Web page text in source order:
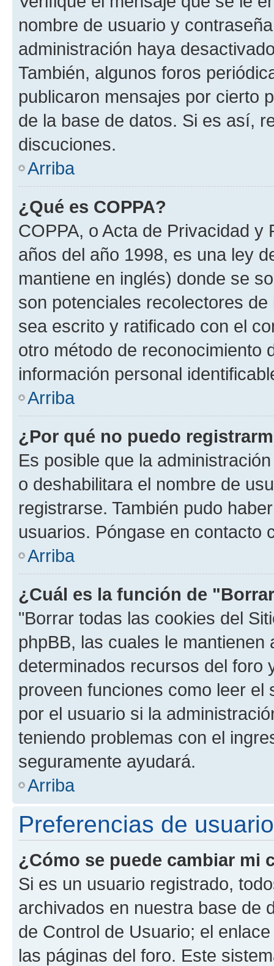
nombre de usuario y
administración haya
También, algunos foros
publicaron mensajes por cierto
de la base de datos. Si es así,
discuciones.
Arriba
¿Qué es COPPA?
COPPA, o Acta de Privacidad
años del año 1998, es una ley
mantiene en inglés) donde se
son potenciales recolectores
sea escrito y ratificado con el
otro método de reconocimiento
información personal
Arriba
¿Por qué no puedo
Es posible que la
o deshabilitara el nombre de
registrarse. También pudo
usuarios. Póngase en contacto
Arriba
¿Cuál es la función de
"Borrar todas las cookies del
phpBB, las cuales le
determinados recursos del foro
proveen funciones como leer el
por el usuario si la
teniendo problemas con el
seguramente ayudará.
Arriba
Preferencias de
¿Cómo se puede cambiar mi
Si es un usuario registrado,
archivados en nuestra base de
de Control de Usuario; el
las páginas del foro. Este